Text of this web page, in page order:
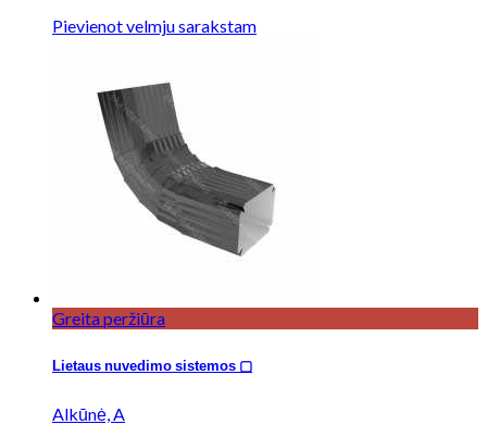
Pievienot velmju sarakstam
Greita peržiūra
Lietaus nuvedimo sistemos ▢
Alkūnė, A